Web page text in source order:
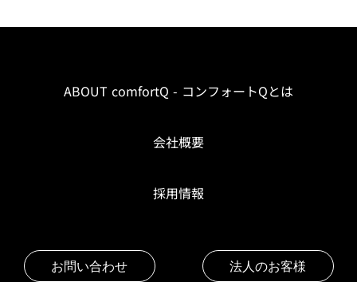
ABOUT comfortQ - コンフォートQとは
会社概要
採用情報
お問い合わせ 法人のお客様